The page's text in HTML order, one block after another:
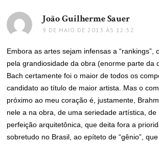
João Guilherme Sauer
9 DE MAIO DE 2013 ÀS 12:52
Embora as artes sejam infensas a “rankings”,
pela grandiosidade da obra (enorme parte da
Bach certamente foi o maior de todos os
candidato ao título de maior artista. Mas o
próximo ao meu coração é, justamente,
nele a na obra, de uma seriedade artística, de
perfeição arquitetônica, que deita fora a
sobretudo no Brasil, ao epíteto de “gênio”,